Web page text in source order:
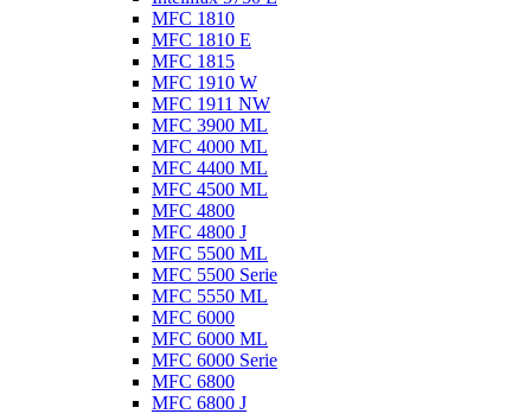
MFC 1810
MFC 1810 E
MFC 1815
MFC 1910 W
MFC 1911 NW
MFC 3900 ML
MFC 4000 ML
MFC 4400 ML
MFC 4500 ML
MFC 4800
MFC 4800 J
MFC 5500 ML
MFC 5500 Serie
MFC 5550 ML
MFC 6000
MFC 6000 ML
MFC 6000 Serie
MFC 6800
MFC 6800 J